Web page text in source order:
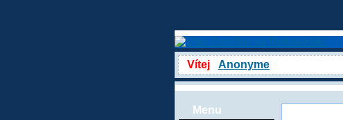
Vítej Anonyme
Menu